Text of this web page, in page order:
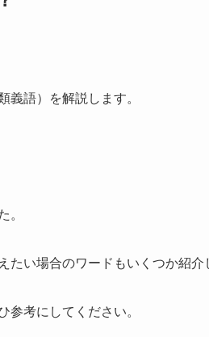
義語）を解説します。
。
たい場合のワードもいくつか紹介
参考にしてください。